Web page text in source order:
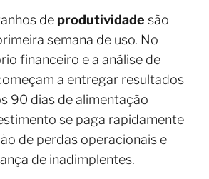
de produtividade são
semana de uso. No
financeiro e a análise de
a entregar resultados
90 dias de alimentação
se paga rapidamente
de perdas operacionais e
de inadimplentes.